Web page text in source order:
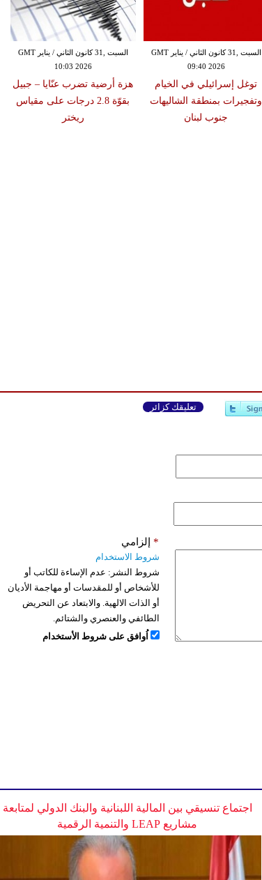
السبت ,31 كانون الثاني / يناير GMT
10:03 2026
هزة أرضية تضرب عنّايا – جبيل
بقوّة 2.8 درجات على مقياس
ريختر
السبت ,31 كانون الثاني / يناير GMT
09:40 2026
توغل إسرائيلي في الخيام
وتفجيرات بمنطقة الشاليهات
جنوب لبنان
تعليقك كزائر
إلزامي *
شروط الاستخدام
شروط النشر: عدم الإساءة للكاتب أو
للأشخاص أو للمقدسات أو مهاجمة الأديان
أو الذات الالهية. والابتعاد عن التحريض
الطائفي والعنصري والشتائم.
اُوافق على شروط الأستخدام
اجتماع تنسيقي بين المالية اللبنانية والبنك الدولي لمتابعة
مشاريع LEAP والتنمية الرقمية